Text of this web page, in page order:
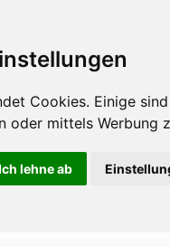
Cookies. Einige
oder mittels Werbung
lehne ab